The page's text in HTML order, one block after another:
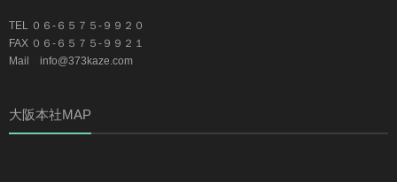
TEL ０６-６５７５-９９２０
FAX ０６-６５７５-９９２１
Mail info@373kaze.com
大阪本社MAP